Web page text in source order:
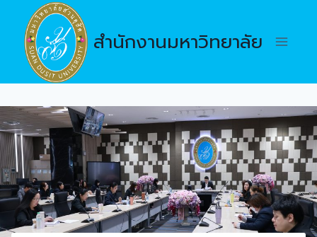
content
สำนักงานมหาวิทยาลัย